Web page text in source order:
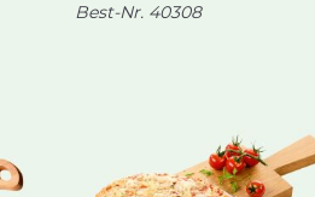
Best-Nr. 40308